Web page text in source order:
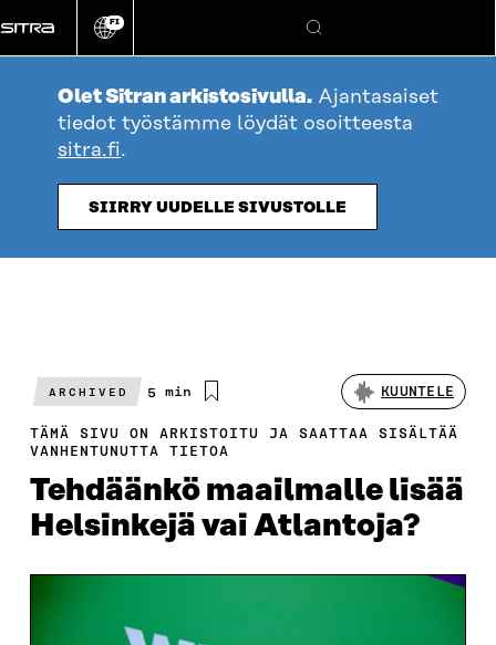
suoraan
sisältöön
Vaihda
kieli
FI
Hae
Olet Sitran arkistosivulla. Ajantasaiset
tiedot työstämme löydät osoitteesta
sitra.fi.
SIIRRY UUDELLE SIVUSTOLLE
ARCHIVED
Arvioitu
5 min KUUNTELE
TÄMÄ SIVU ON ARKISTOITU JA SAATTAA SISÄLTÄÄ
VANHENTUNUTTA TIETOA
Tehdäänkö maailmalle lisää
Helsinkejä vai Atlantoja?